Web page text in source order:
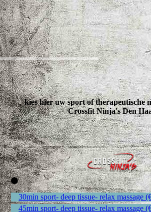
kies hier uw sport of therapeutische
Crossfit Ninja'sDen
30min sport- deep tissue- relax massage
45min sport- deep tissue- relax massage